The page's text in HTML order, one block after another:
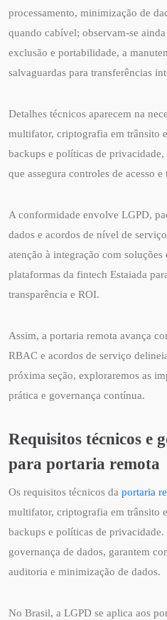
processamento, minimização de
quando cabível; observam-se
exclusão e portabilidade, a
salvaguardas para transferências
Detalhes técnicos aparecem na
multifator, criptografia em trânsito
backups e políticas de
que assegura controles de acesso
A conformidade envolve LGPD,
dados e acordos de nível de
atenção à integração com
plataformas da fintech Estaiada
transparência e ROI.
Assim, a portaria remota avança
RBAC e acordos de serviço
próxima seção, exploraremos as
prática e governança contínua.
Requisitos técnicos e
para portaria remota
Os requisitos técnicos da portaria
multifator, criptografia em trânsito
backups e políticas de privacidade.
governança de dados, garantem
auditoria e minimização de dados.
No Brasil, a LGPD se aplica aos